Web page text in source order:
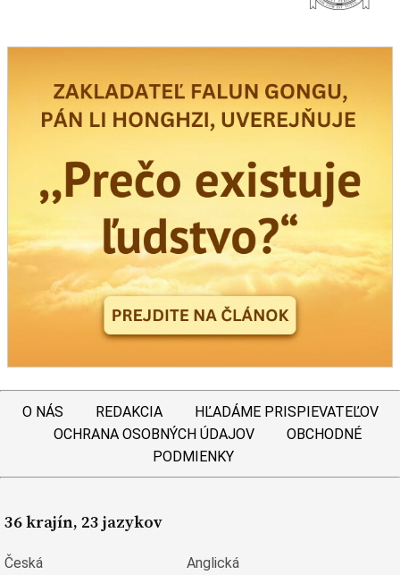
O NÁS REDAKCIA
HĽADÁME PRISPIEVATEĽOV
OCHRANA OSOBNÝCH ÚDAJOV
OBCHODNÉ
PODMIENKY
36 krajín, 23 jazykov
Česká
Anglická